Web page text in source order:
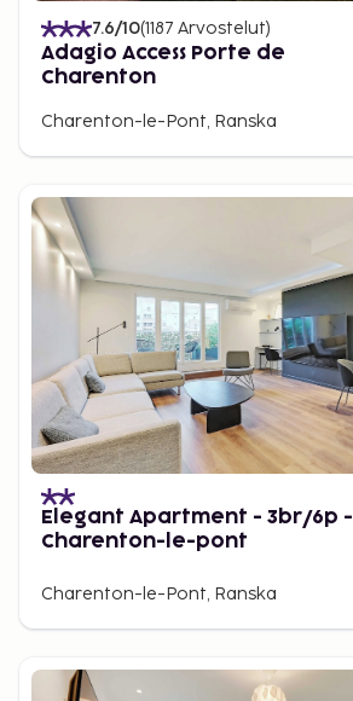
7.6/10(1187 Arvostelut)
Adagio Access Porte de
Charenton
Charenton-le-Pont, Ranska
Elegant Apartment - 3br/6p -
Charenton-le-pont
Charenton-le-Pont, Ranska